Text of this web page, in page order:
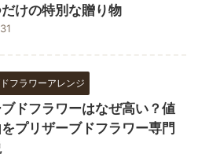
けの特別な贈り物
フラワーアレンジ
ドフラワーはなぜ高い？値
プリザーブドフラワー専門